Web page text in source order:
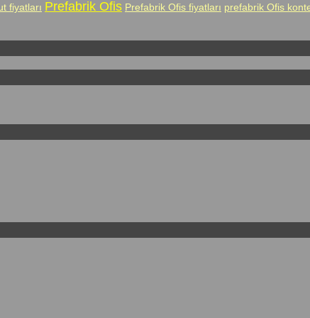
fiyatları Prefabrik Ofis Prefabrik Ofis fiyatları prefabrik Ofis